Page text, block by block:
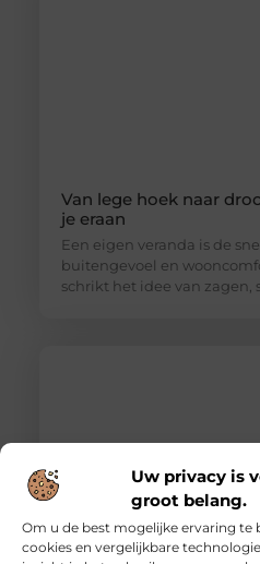
Uw privacy is
groot belang.
Om u de best mogelijke ervaring te
cookies en vergelijkbare
Van lege hoek naar
je eraan
Een eigen veranda is de
buitengevoel en
schrikt het idee van zagen,